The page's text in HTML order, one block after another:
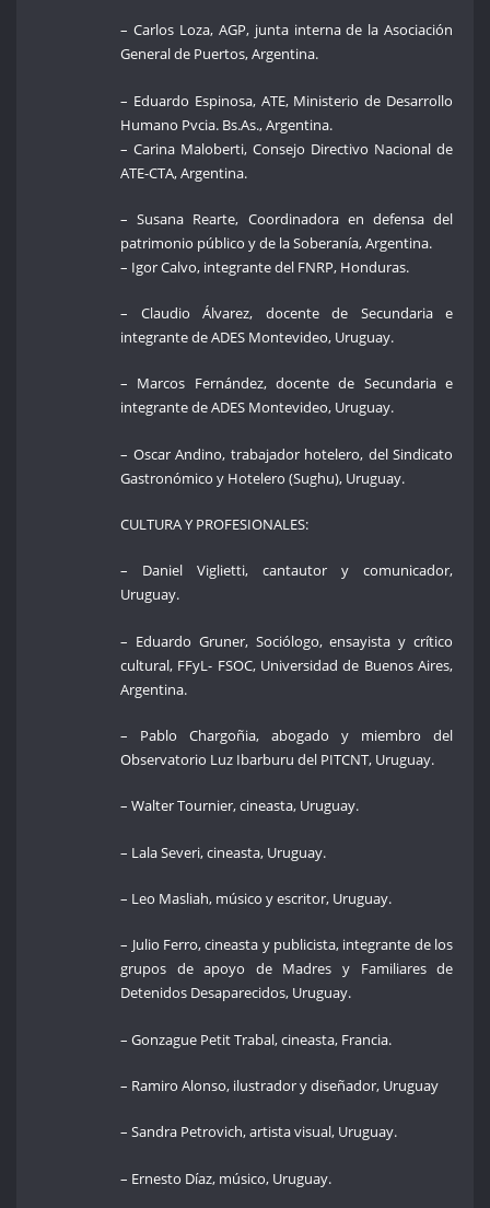
– Carlos Loza, AGP, junta interna de la Asociación
General de Puertos, Argentina.
– Eduardo Espinosa, ATE, Ministerio de Desarrollo
Humano Pvcia. Bs.As., Argentina.
– Carina Maloberti, Consejo Directivo Nacional de
ATE-CTA, Argentina.
– Susana Rearte, Coordinadora en defensa del
patrimonio público y de la Soberanía, Argentina.
– Igor Calvo, integrante del FNRP, Honduras.
– Claudio Álvarez, docente de Secundaria e
integrante de ADES Montevideo, Uruguay.
– Marcos Fernández, docente de Secundaria e
integrante de ADES Montevideo, Uruguay.
– Oscar Andino, trabajador hotelero, del Sindicato
Gastronómico y Hotelero (Sughu), Uruguay.
CULTURA Y PROFESIONALES:
– Daniel Viglietti, cantautor y comunicador,
Uruguay.
– Eduardo Gruner, Sociólogo, ensayista y crítico
cultural, FFyL- FSOC, Universidad de Buenos Aires,
Argentina.
– Pablo Chargoñia, abogado y miembro del
Observatorio Luz Ibarburu del PITCNT, Uruguay.
– Walter Tournier, cineasta, Uruguay.
– Lala Severi, cineasta, Uruguay.
– Leo Masliah, músico y escritor, Uruguay.
– Julio Ferro, cineasta y publicista, integrante de los
grupos de apoyo de Madres y Familiares de
Detenidos Desaparecidos, Uruguay.
– Gonzague Petit Trabal, cineasta, Francia.
– Ramiro Alonso, ilustrador y diseñador, Uruguay
– Sandra Petrovich, artista visual, Uruguay.
– Ernesto Díaz, músico, Uruguay.